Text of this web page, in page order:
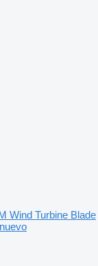
Wind Turbine Blade